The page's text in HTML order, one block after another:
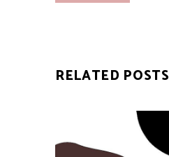
RELATED POSTS